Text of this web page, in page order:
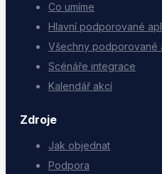
Co umíme
Hlavní podporované
Všechny podporované
Scénáře integrace
Kalendář akcí
Zdroje
Jak objednat
Podpora